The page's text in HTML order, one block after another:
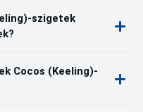
szigetek
Cocos (Keeling)-